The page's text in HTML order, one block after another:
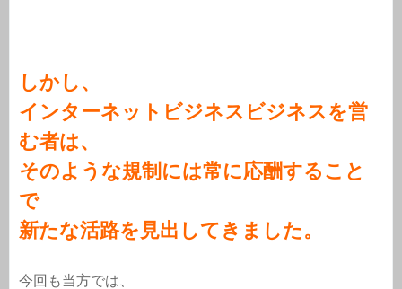
しかし、
インターネットビジネスビジネスを営
む者は、
そのような規制には常に応酬すること
で
新たな活路を見出してきました。
今回も当方では、